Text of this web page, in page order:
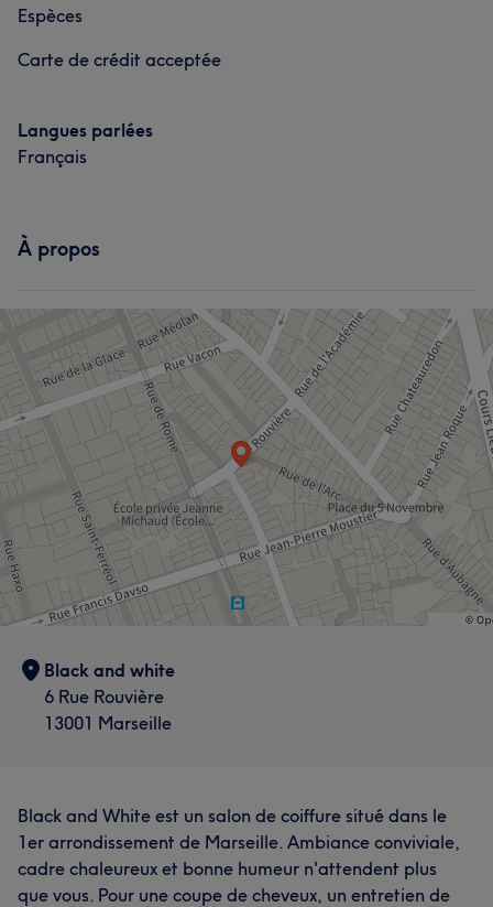
Espèces
Carte de crédit acceptée
Langues parlées
Français
À propos
Black and white
6 Rue Rouvière
13001 Marseille
Black and White est un salon de coiffure situé dans le
1er arrondissement de Marseille. Ambiance conviviale,
cadre chaleureux et bonne humeur n'attendent plus
que vous. Pour une coupe de cheveux, un entretien de